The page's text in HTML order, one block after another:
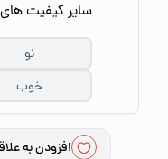
سایر کیفیت
نو
خوب
افزودن به